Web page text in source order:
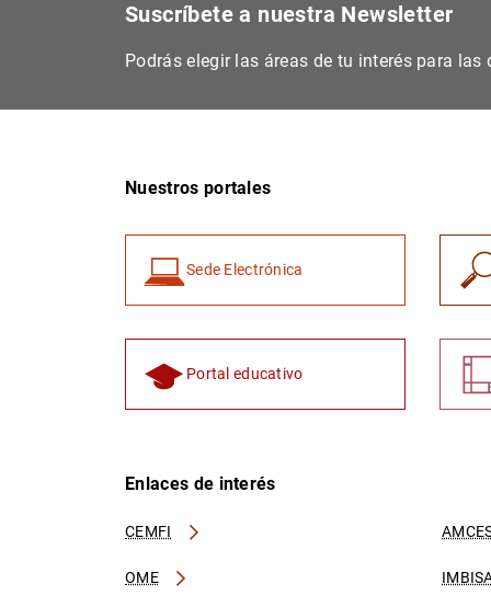
Suscríbete a nuestra Newsletter
Podrás elegir las áreas de tu interés para
Nuestros portales
Sede Electrónica
Portal educativo
Enlaces de interés
CEMFI
OME